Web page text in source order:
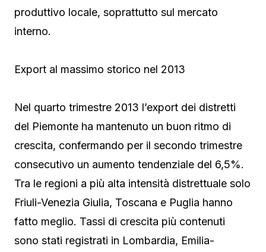
produttivo locale, soprattutto sul mercato
interno.
Export al massimo storico nel 2013
Nel quarto trimestre 2013 l’export dei distretti
del Piemonte ha mantenuto un buon ritmo di
crescita, confermando per il secondo trimestre
consecutivo un aumento tendenziale del 6,5%.
Tra le regioni a più alta intensità distrettuale solo
Friuli-Venezia Giulia, Toscana e Puglia hanno
fatto meglio. Tassi di crescita più contenuti
sono stati registrati in Lombardia, Emilia-